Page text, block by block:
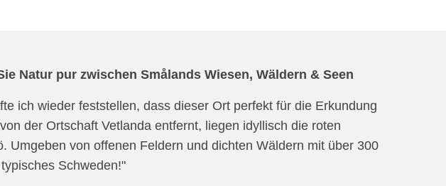
Natur pur zwischen Smålands Wiesen, Wäldern & Seen
ich wieder feststellen, dass dieser Ort perfekt für die Erkundung
der Ortschaft Vetlanda entfernt, liegen idyllisch die roten
Umgeben von offenen Feldern und dichten Wäldern mit über 300
Schweden!"